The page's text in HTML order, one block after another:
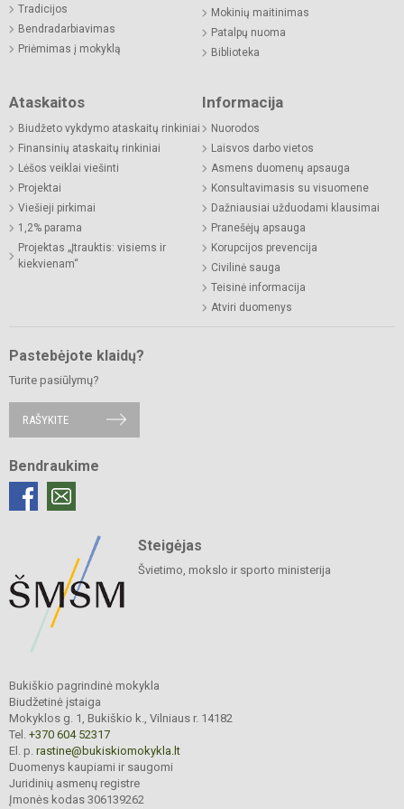
Tradicijos
Bendradarbiavimas
Priėmimas į mokyklą
Mokinių maitinimas
Patalpų nuoma
Biblioteka
Ataskaitos
Biudžeto vykdymo ataskaitų rinkiniai
Finansinių ataskaitų rinkiniai
Lėšos veiklai viešinti
Projektai
Viešieji pirkimai
1,2% parama
Projektas „Įtrauktis: visiems ir
kiekvienam“
Informacija
Nuorodos
Laisvos darbo vietos
Asmens duomenų apsauga
Konsultavimasis su visuomene
Dažniausiai užduodami klausimai
Pranešėjų apsauga
Korupcijos prevencija
Civilinė sauga
Teisinė informacija
Atviri duomenys
Pastebėjote klaidų?
Turite pasiūlymų?
RAŠYKITE
Bendraukime
Steigėjas
Švietimo, mokslo ir sporto ministerija
Bukiškio pagrindinė mokykla
Biudžetinė įstaiga
Mokyklos g. 1, Bukiškio k., Vilniaus r. 14182
Tel. +370 604 52317
El. p. rastine@bukiskiomokykla.lt
Duomenys kaupiami ir saugomi
Juridinių asmenų registre
Įmonės kodas 306139262